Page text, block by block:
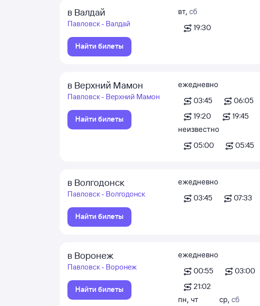
в Валдай
Павловск - Валдай
Найти билеты
вт, сб
19:30
в Верхний Мамон
Павловск - Верхний Мамон
Найти билеты
ежедневно
03:45
06:05
19:20
19:45
неизвестно
05:00
05:45
в Волгодонск
Павловск - Волгодонск
Найти билеты
ежедневно
03:45
07:33
в Воронеж
Павловск - Воронеж
Найти билеты
ежедневно
00:55
03:00
21:02
пн, чт
ср, сб